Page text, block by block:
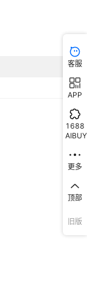
客服
APP
1688
AIBUY
更多
顶部
旧版